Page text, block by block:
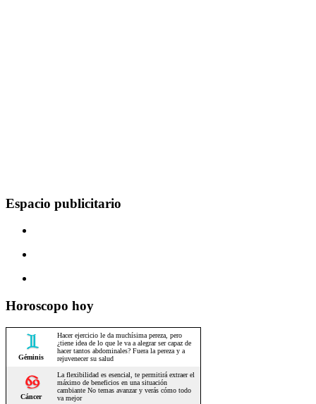
Espacio publicitario
Horoscopo hoy